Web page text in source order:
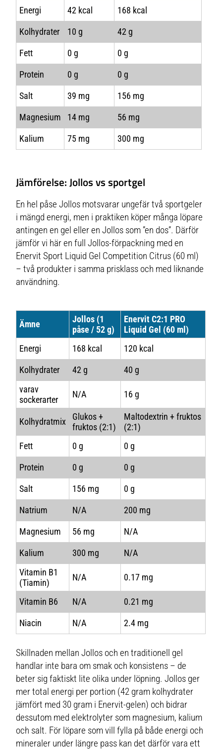
Energi
42 kcal 168 kcal
Kolhydrater 10 g 42 g
Fett 0 g 0 g
Protein 0 g 0 g
Salt 39 mg 156 mg
Magnesium 14 mg 56 mg
Kalium 75 mg 300 mg
Jämförelse: Jollos vs sportgel
En hel påse Jollos motsvarar ungefär två sportgeler
i mängd energi, men i praktiken köper många löpare
antingen en gel eller en Jollos som ”en dos”. Därför
jämför vi här en full Jollos-förpackning med en
Enervit Sport Liquid Gel Competition Citrus (60 ml)
– två produkter i samma prisklass och med liknande
användning.
Ämne
Jollos (1
påse / 52 g)
Enervit C2:1 PRO
Liquid Gel (60 ml)
Energi
168 kcal 120 kcal
Kolhydrater 42 g
40 g
varav
sockerarter
N/A 16 g
Kolhydratmix
Glukos +
fruktos (2:1)
Maltodextrin + fruktos
(2:1)
Fett
0 g 0 g
Protein 0 g 0 g
Salt 156 mg 0 g
Natrium N/A 200 mg
Magnesium 56 mg N/A
Kalium 300 mg
N/A
Vitamin B1
(Tiamin)
N/A 0.17 mg
Vitamin B6 N/A 0.21 mg
Niacin N/A 2.4 mg
Skillnaden mellan Jollos och en traditionell gel
handlar inte bara om smak och konsistens – de
beter sig faktiskt lite olika under löpning. Jollos ger
mer total energi per portion (42 gram kolhydrater
jämfört med 30 gram i Enervit-gelen) och bidrar
dessutom med elektrolyter som magnesium, kalium
och salt. För löpare som vill fylla på både energi och
mineraler under längre pass kan det därför vara ett